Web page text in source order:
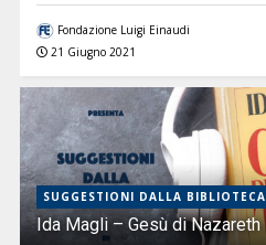
Fondazione Luigi Einaudi
21 Giugno 2021
SUGGESTIONI DALLA BIBLIOTECA
Ida Magli – Gesù di Nazareth